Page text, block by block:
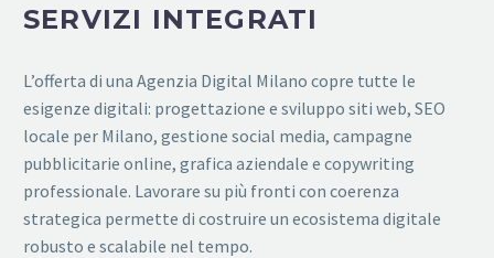
SERVIZI INTEGRATI
L’offerta di una Agenzia Digital Milano copre tutte le
esigenze digitali: progettazione e sviluppo siti web, SEO
locale per Milano, gestione social media, campagne
pubblicitarie online, grafica aziendale e copywriting
professionale. Lavorare su più fronti con coerenza
strategica permette di costruire un ecosistema digitale
robusto e scalabile nel tempo.